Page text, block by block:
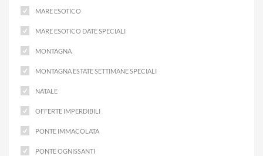
MARE ESOTICO
MARE ESOTICO DATE SPECIALI
MONTAGNA
MONTAGNA ESTATE SETTIMANE SPECIALI
NATALE
OFFERTE IMPERDIBILI
PONTE IMMACOLATA
PONTE OGNISSANTI